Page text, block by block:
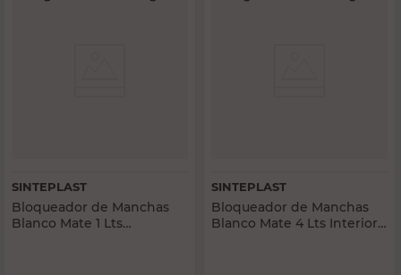
SINTEPLAST
Bloqueador de Manchas
Blanco Mate 1 Lts
SINTEPLAST
Bloqueador de Manchas
Blanco Mate 4 Lts Interior